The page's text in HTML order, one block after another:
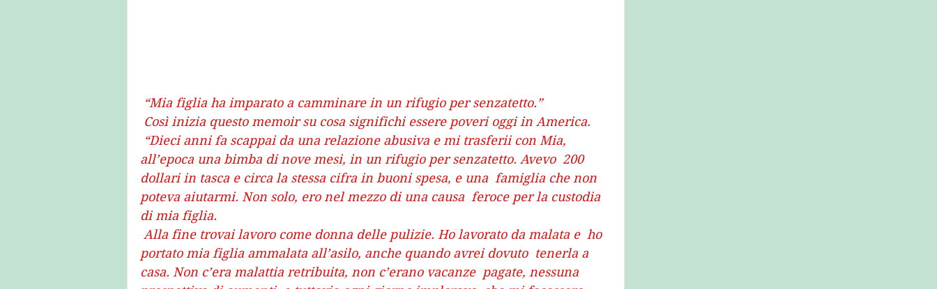
“Mia figlia ha imparato a camminare in un rifugio per senzatetto.”
Così inizia questo memoir su cosa significhi essere poveri oggi in America.
all’epoca una bimba di nove mesi, in un rifugio per senzatetto. Avevo  200
dollari in tasca e circa la stessa cifra in buoni spesa, e una  famiglia che non
poteva aiutarmi. Non solo, ero nel mezzo di una causa  feroce per la custodia
di mia figlia.
portato mia figlia ammalata all’asilo, anche quando avrei dovuto  tenerla a
casa. Non c’era malattia retribuita, non c’erano vacanze  pagate, nessuna